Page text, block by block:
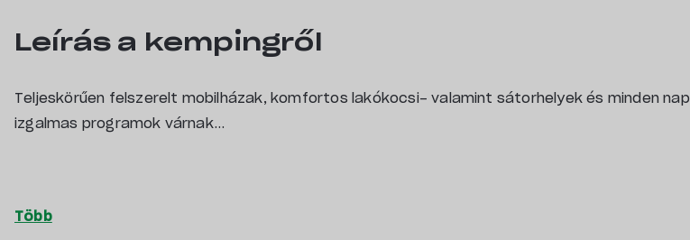
Leírás a kempingről
Teljeskörűen felszerelt mobilházak, komfortos lakókocsi- valamint sátorhelyek és minden nap
izgalmas programok várnak…